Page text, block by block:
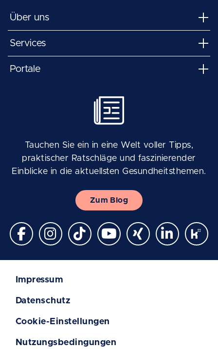
Über uns
Services
Portale
Tauchen Sie ein in eine Welt voller Tipps,
praktischer Ratschläge und faszinierender
Einblicke in die aktuellsten Gesundheitsthemen.
Zum Blog
Impressum
Datenschutz
Cookie-Einstellungen
Nutzungsbedingungen